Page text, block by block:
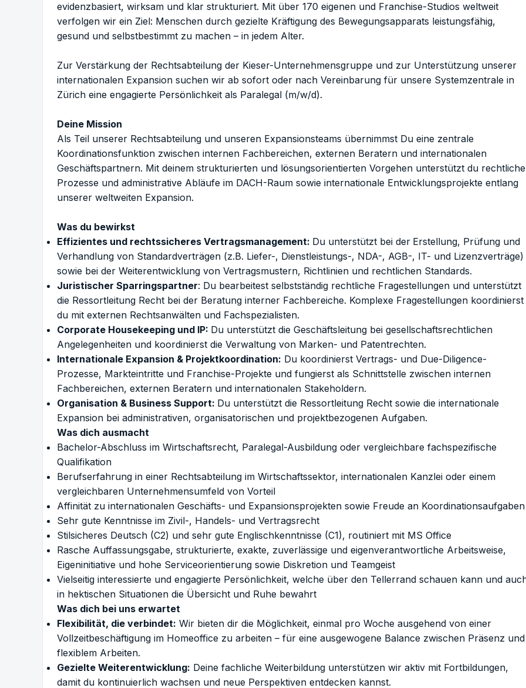
evidenzbasiert, wirksam und klar strukturiert. Mit über 170 eigenen und Franchise-Studios weltweit
verfolgen wir ein Ziel: Menschen durch gezielte Kräftigung des Bewegungsapparats leistungsfähig,
gesund und selbstbestimmt zu machen – in jedem Alter.
Zur Verstärkung der Rechtsabteilung der Kieser-Unternehmensgruppe und zur Unterstützung unserer
internationalen Expansion suchen wir ab sofort oder nach Vereinbarung für unsere Systemzentrale in
Zürich eine engagierte Persönlichkeit als Paralegal (m/w/d).
Deine Mission
Als Teil unserer Rechtsabteilung und unseren Expansionsteams übernimmst Du eine zentrale
Koordinationsfunktion zwischen internen Fachbereichen, externen Beratern und internationalen
Geschäftspartnern. Mit deinem strukturierten und lösungsorientierten Vorgehen unterstützt du rechtliche
Prozesse und administrative Abläufe im DACH-Raum sowie internationale Entwicklungsprojekte entlang
unserer weltweiten Expansion.
Was du bewirkst
Effizientes und rechtssicheres Vertragsmanagement: Du unterstützt bei der Erstellung, Prüfung und
Verhandlung von Standardverträgen (z.B. Liefer-, Dienstleistungs-, NDA-, AGB-, IT- und Lizenzverträge)
sowie bei der Weiterentwicklung von Vertragsmustern, Richtlinien und rechtlichen Standards.
Juristischer Sparringspartner: Du bearbeitest selbstständig rechtliche Fragestellungen und unterstützt
die Ressortleitung Recht bei der Beratung interner Fachbereiche. Komplexe Fragestellungen koordinierst
du mit externen Rechtsanwälten und Fachspezialisten.
Corporate Housekeeping und IP: Du unterstützt die Geschäftsleitung bei gesellschaftsrechtlichen
Angelegenheiten und koordinierst die Verwaltung von Marken- und Patentrechten.
Internationale Expansion & Projektkoordination: Du koordinierst Vertrags- und Due-Diligence-
Prozesse, Markteintritte und Franchise-Projekte und fungierst als Schnittstelle zwischen internen
Fachbereichen, externen Beratern und internationalen Stakeholdern.
Organisation & Business Support: Du unterstützt die Ressortleitung Recht sowie die internationale
Expansion bei administrativen, organisatorischen und projektbezogenen Aufgaben.
Was dich ausmacht
Bachelor-Abschluss im Wirtschaftsrecht, Paralegal-Ausbildung oder vergleichbare fachspezifische
Qualifikation
Berufserfahrung in einer Rechtsabteilung im Wirtschaftssektor, internationalen Kanzlei oder einem
vergleichbaren Unternehmensumfeld von Vorteil
Affinität zu internationalen Geschäfts- und Expansionsprojekten sowie Freude an Koordinationsaufgaben
Sehr gute Kenntnisse im Zivil-, Handels- und Vertragsrecht
Stilsicheres Deutsch (C2) und sehr gute Englischkenntnisse (C1), routiniert mit MS Office
Rasche Auffassungsgabe, strukturierte, exakte, zuverlässige und eigenverantwortliche Arbeitsweise,
Eigeninitiative und hohe Serviceorientierung sowie Diskretion und Teamgeist
Vielseitig interessierte und engagierte Persönlichkeit, welche über den Tellerrand schauen kann und
in hektischen Situationen die Übersicht und Ruhe bewahrt
Was dich bei uns erwartet
Flexibilität, die verbindet: Wir bieten dir die Möglichkeit, einmal pro Woche ausgehend von einer
Vollzeitbeschäftigung im Homeoffice zu arbeiten – für eine ausgewogene Balance zwischen Präsenz und
flexiblem Arbeiten.
Gezielte Weiterentwicklung: Deine fachliche Weiterbildung unterstützen wir aktiv mit Fortbildungen,
damit du kontinuierlich wachsen und neue Perspektiven entdecken kannst.